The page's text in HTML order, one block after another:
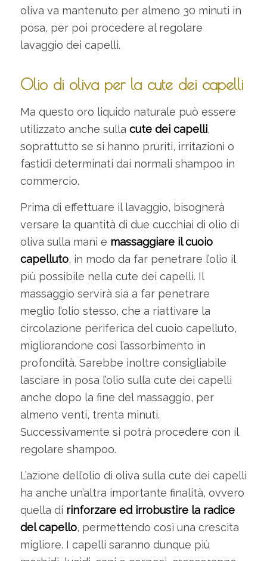
oliva va mantenuto per almeno 30 minuti in
posa, per poi procedere al regolare
lavaggio dei capelli.
Olio di oliva per la cute dei capelli
Ma questo oro liquido naturale può essere
utilizzato anche sulla cute dei capelli,
soprattutto se si hanno pruriti, irritazioni o
fastidi determinati dai normali shampoo in
commercio.
Prima di effettuare il lavaggio, bisognerà
versare la quantità di due cucchiai di olio di
oliva sulla mani e massaggiare il cuoio
capelluto, in modo da far penetrare l’olio il
più possibile nella cute dei capelli. Il
massaggio servirà sia a far penetrare
meglio l’olio stesso, che a riattivare la
circolazione periferica del cuoio capelluto,
migliorandone così l’assorbimento in
profondità. Sarebbe inoltre consigliabile
lasciare in posa l’olio sulla cute dei capelli
anche dopo la fine del massaggio, per
almeno venti, trenta minuti.
Successivamente si potrà procedere con il
regolare shampoo.
L’azione dell’olio di oliva sulla cute dei capelli
ha anche un’altra importante finalità, ovvero
quella di rinforzare ed irrobustire la radice
del capello, permettendo così una crescita
migliore. I capelli saranno dunque più